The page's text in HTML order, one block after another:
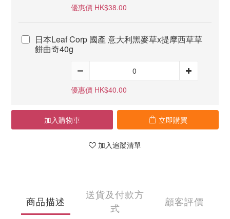
優惠價 HK$38.00
日本Leaf Corp 國產 意大利黑麥草x提摩西草草
餅曲奇40g
優惠價 HK$40.00
加入購物車 立即購買
加入追蹤清單
商品描述
送貨及付款方
式
顧客評價